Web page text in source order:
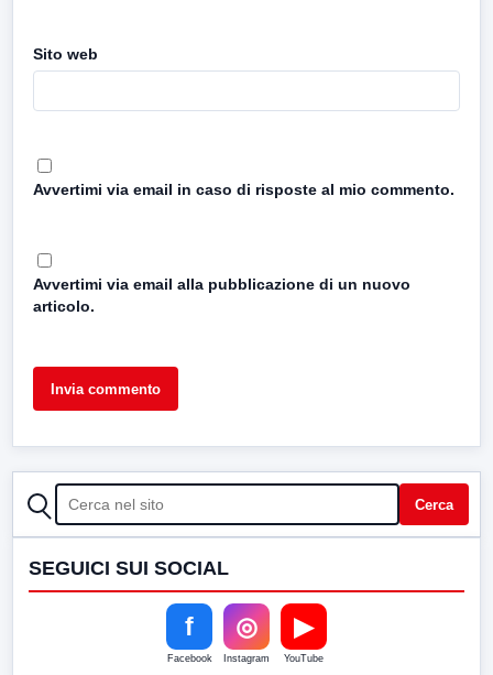
Sito web
Avvertimi via email in caso di risposte al mio commento.
Avvertimi via email alla pubblicazione di un nuovo
articolo.
CERCA Cerca
SEGUICI SUI SOCIAL
f
Facebook
◎
Instagram
▶
YouTube